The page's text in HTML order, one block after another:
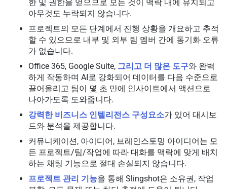
한 및 권한을 얻으므로 모든 것이 맥락 내에 유지되고
아무것도 누락되지 않습니다.
프로젝트의 모든 단계에서 진행 상황을 개요하고 추적
할 수 있으므로 내부 및 외부 팀 멤버 간에 동기화 오류
가 없습니다.
Office 365, Google Suite, 그리고 더 많은 도구와 완벽
하게 작동하며 AI로 강화되어 데이터를 다음 수준으로
끌어올리고 팀이 몇 초 만에 인사이트에서 액션으로
나아가도록 도와줍니다.
강력한 비즈니스 인텔리전스 구성요소가 있어 대시보
드와 분석을 제공합니다.
커뮤니케이션, 아이디어, 브레인스토밍 아이디어는 모
든 프로젝트/팀/작업에 따라 대화를 맥락에 맞게 배치
하는 채팅 기능으로 절대 손실되지 않습니다.
프로젝트 관리 기능을 통해 Slingshot은 소유권, 작업